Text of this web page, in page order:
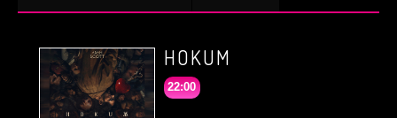
HOKUM
22:00